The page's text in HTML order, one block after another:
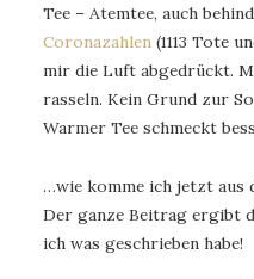
Tee – Atemtee, auch
Coronazahlen (1113 Tote
mir die Luft abgedrückt.
rasseln. Kein Grund zur
Warmer Tee schmeckt
…wie komme ich jetzt aus
Der ganze Beitrag ergibt
ich was geschrieben habe!